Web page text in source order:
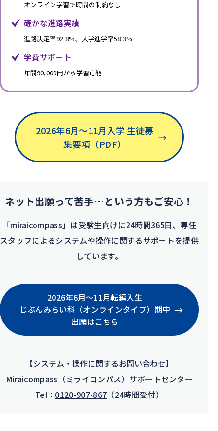
オンライン学習で時間の制約なし
確かな進路実績
進路決定率92.8%、大学進学率58.3%
学費サポート
年間90,000円から学習可能
2026年6月〜11月入学 生徒募
集要項（PDF）
→
ネット出願って苦手…という方もご安心！
「miraicompass」は受験生向けに24時間365日、専任
スタッフによるシステムや操作に関するサポートを提供
しています。
2026年6月〜11月転編入生
じぶんみらい科 （オンラインタイプ）期中
出願はこちら
→
【システム・操作に関するお問い合わせ】
Miraicompass（ミライコンパス） サポートセンター
Tel： 0120-907-867 （24時間受付）